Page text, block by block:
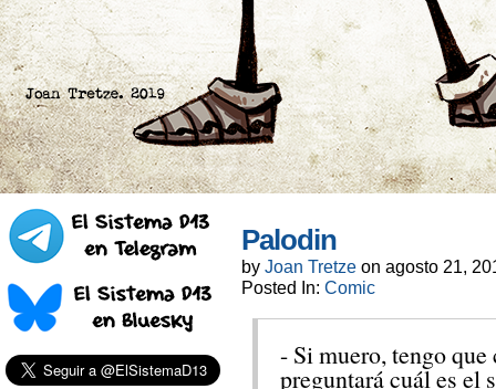
Palodin
by Joan Tretze on agosto 21,
Posted In: Comic
- Si muero, tengo
preguntará cuál es el